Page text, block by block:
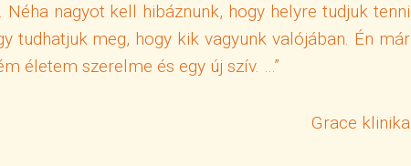
nagyot kell hibáznunk, hogy helyre tudjuk tenni
tudhatjuk meg, hogy kik vagyunk valójában. Én már
életem szerelme és egy új szív. …”
Grace klinika